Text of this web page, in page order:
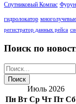
Спутниковый Компас
гидролокатор
регистратор данных рейса
Поиск по
Июль 2026
Пн Вт Ср Чт Пт Сб